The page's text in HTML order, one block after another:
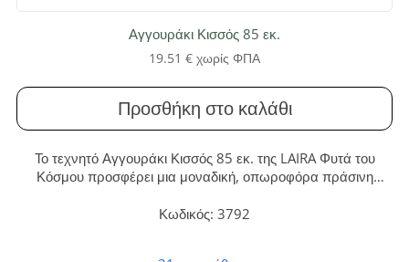
Αγγουράκι Κισσός 85 εκ.
19.51 € χωρίς ΦΠΑ
Προσθήκη στο καλάθι
Το τεχνητό Αγγουράκι Κισσός 85 εκ. της LAIRA Φυτά του
Κόσμου προσφέρει μια μοναδική, οπωροφόρα πράσινη
ενός φυτού με μηδενική συντήρηση και διαρκή ανθεκτικότητα.
Κωδικός: 3792